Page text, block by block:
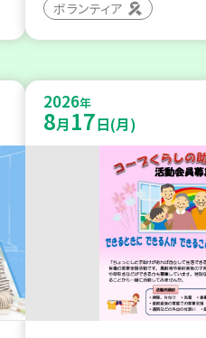
ボランティア
2026年
8月 17日(月)